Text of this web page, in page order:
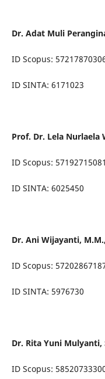
Dr. Adat Muli
ID Scopus:
ID SINTA: 6171023
Prof. Dr. Lela Nurlaela
ID Scopus: 57192715081
ID SINTA: 6025450
Dr. Ani Wijayanti,
ID Scopus:
ID SINTA: 5976730
Dr. Rita Yuni Mulyanti,
ID Scopus: